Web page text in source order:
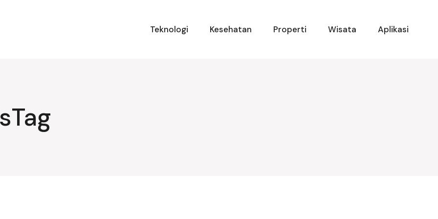
Teknologi
Kesehatan Properti Wisata Aplikasi